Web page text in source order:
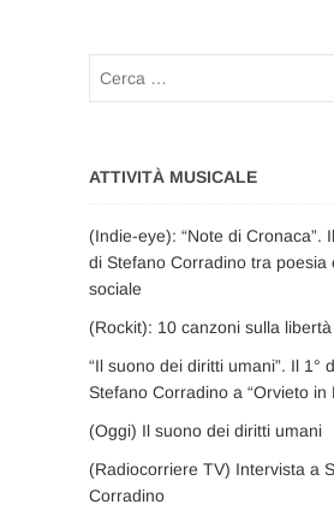
ATTIVITÀ MUSICALE
(Indie-eye): “Note di Cronaca”.
di Stefano Corradino tra poesia
sociale
(Rockit): 10 canzoni sulla
“Il suono dei diritti umani”. Il 1°
Stefano Corradino a “Orvieto in
(Oggi) Il suono dei diritti umani
(Radiocorriere TV) Intervista a
Corradino